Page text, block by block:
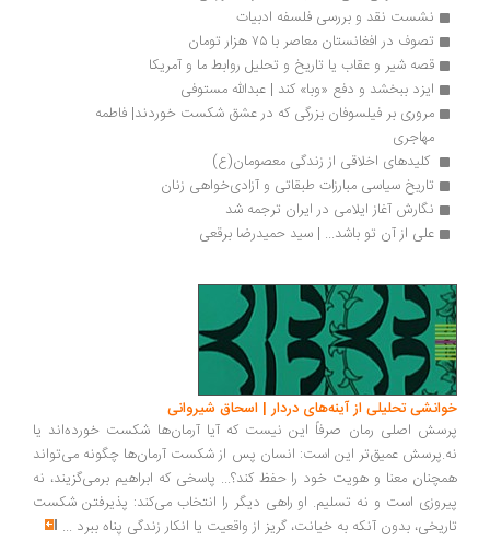
نشست نقد و بررسی فلسفه ادبیات
تصوف در افغانستان معاصر با ۷۵ هزار تومان
قصه شیر و عقاب یا تاریخ و تحلیل روابط ما و آمریکا
ایزد ببخشد و دفع «وبا» کند | عبدالله مستوفی
مهاجری
کلیدهای اخلاقی از زندگی معصومان(ع)
تاریخ سیاسی مبارزات طبقاتی و آزادی‌خواهی زنان
نگارش آغاز ایلامی در ایران ترجمه شد
علی از آن تو باشد... | سید حمیدرضا برقعی
خوانشی تحلیلی از آینه‌های دردار | اسحاق شیروانی
پرسش اصلی رمان صرفاً این نیست که آیا آرمان‌ها شکست خورده‌اند یا
نه.پرسش عمیق‌تر این است: انسان پس از شکست آرمان‌ها چگونه می‌تواند
همچنان معنا و هویت خود را حفظ کند؟... پاسخی که ابراهیم برمی‌گزیند، نه
پیروزی است و نه تسلیم. او راهی دیگر را انتخاب می‌کند: پذیرفتن شکست
تاریخی، بدون آنکه به خیانت، گریز از واقعیت یا انکار زندگی پناه ببرد ...